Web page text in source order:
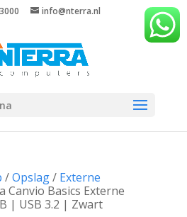
info@nterra.nl
/Opslag/ Externe
Canvio Basics Externe
| USB 3.2 | Zwart